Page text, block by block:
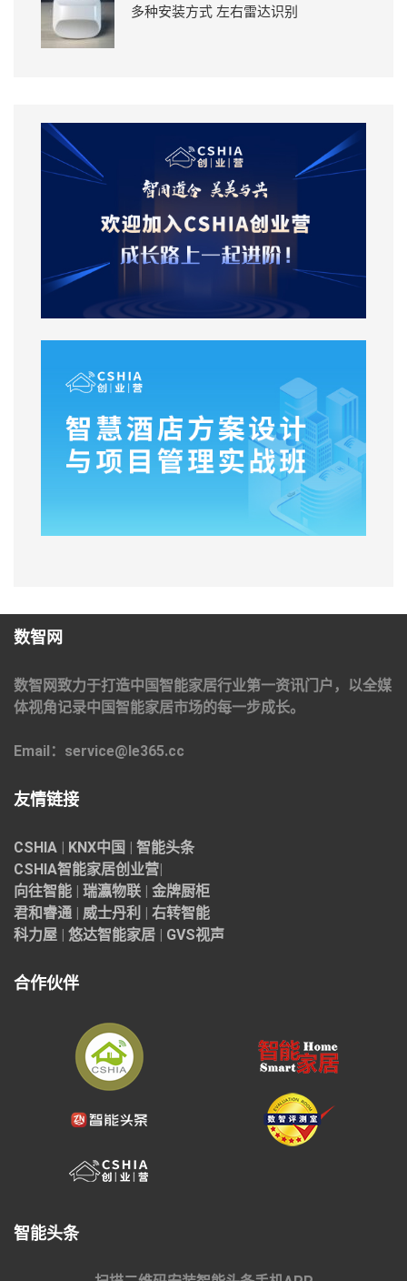
多种安装方式 左右雷达识别
数智网
数智网致力于打造中国智能家居行业第一资讯门户，以全媒
体视角记录中国智能家居市场的每一步成长。
Email：service@le365.cc
友情链接
CSHIA | KNX中国 | 智能头条
CSHIA智能家居创业营|
向往智能 | 瑞瀛物联 | 金牌厨柜
君和睿通 | 威士丹利 | 右转智能
科力屋 | 悠达智能家居 | GVS视声
合作伙伴
智能头条